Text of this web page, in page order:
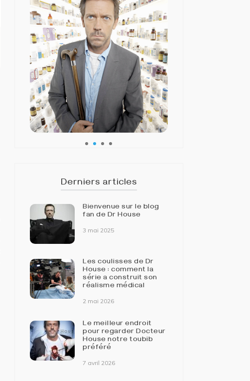
Derniers articles
Bienvenue sur le blog
fan de Dr House
3 mai 2025
Les coulisses de Dr
House : comment la
série a construit son
réalisme médical
2 mai 2026
Le meilleur endroit
pour regarder Docteur
House notre toubib
préféré
7 avril 2026